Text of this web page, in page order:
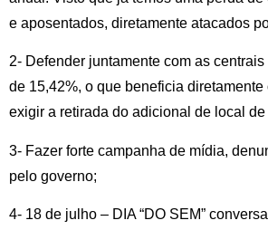
e aposentados, diretamente atacados
2- Defender juntamente com as
de 15,42%, o que beneficia
exigir a retirada do adicional de local
3- Fazer forte campanha de mídia,
pelo governo;
4- 18 de julho – DIA “DO SEM”